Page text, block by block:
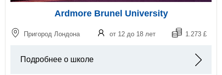
Ardmore Brunel University
Пригород Лондона от 12 до 18 лет 1.273 £
Подробнее о школе